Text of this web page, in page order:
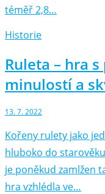
téměř 2,8…
Historie
Ruleta – hra
minulostí a
13. 7. 2022
Kořeny rulety jako
hluboko do
je poněkud zamlžen
hra vzhlédla ve…